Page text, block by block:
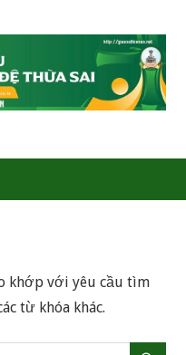
khớp với yêu cầu tìm
từ khóa khác.